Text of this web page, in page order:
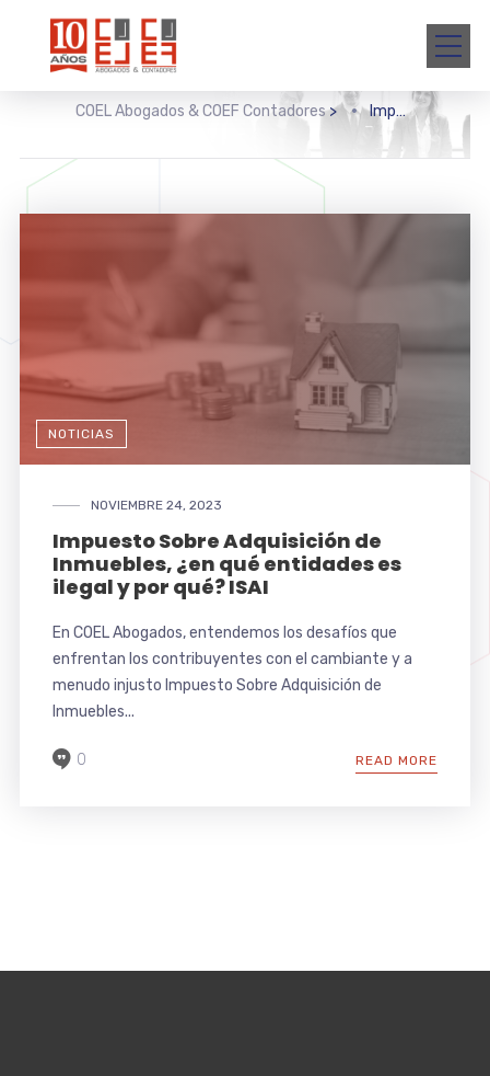
COEL Abogados & COEF Contadores> Impuesto sobre la adquisición de inmuebles
NOTICIAS
NOVIEMBRE 24, 2023
Impuesto Sobre Adquisición de
Inmuebles, ¿en qué entidades es
ilegal y por qué? ISAI
En COEL Abogados, entendemos los desafíos que
enfrentan los contribuyentes con el cambiante y a
menudo injusto Impuesto Sobre Adquisición de
Inmuebles...
READ MORE
0